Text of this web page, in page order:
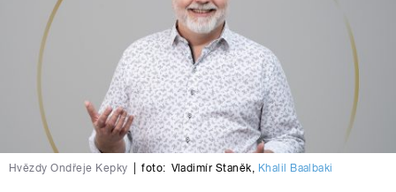
Hvězdy Ondřeje Kepky foto: Vladimír Staněk, Khalil Baalbaki